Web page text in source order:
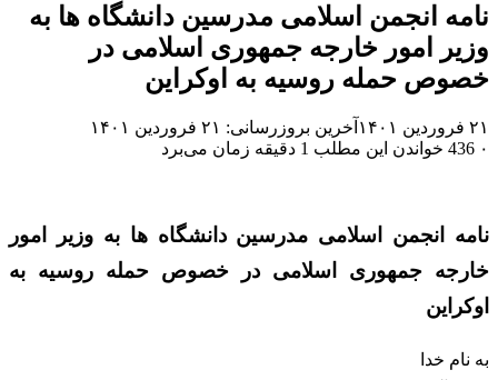
نامه انجمن اسلامی مدرسین دانشگاه ها به
وزیر امور خارجه جمهوری اسلامی در
خصوص حمله روسیه به اوکراین
۲۱ فروردین ۱۴۰۱
آخرین بروزرسانی: ۲۱ فروردین ۱۴۰۱
۰
خواندن این مطلب 1 دقیقه زمان می‌برد
نامه انجمن اسلامی مدرسین دانشگاه ها به وزیر امور
خارجه جمهوری اسلامی در خصوص حمله روسیه به
اوکراین
به نام خدا